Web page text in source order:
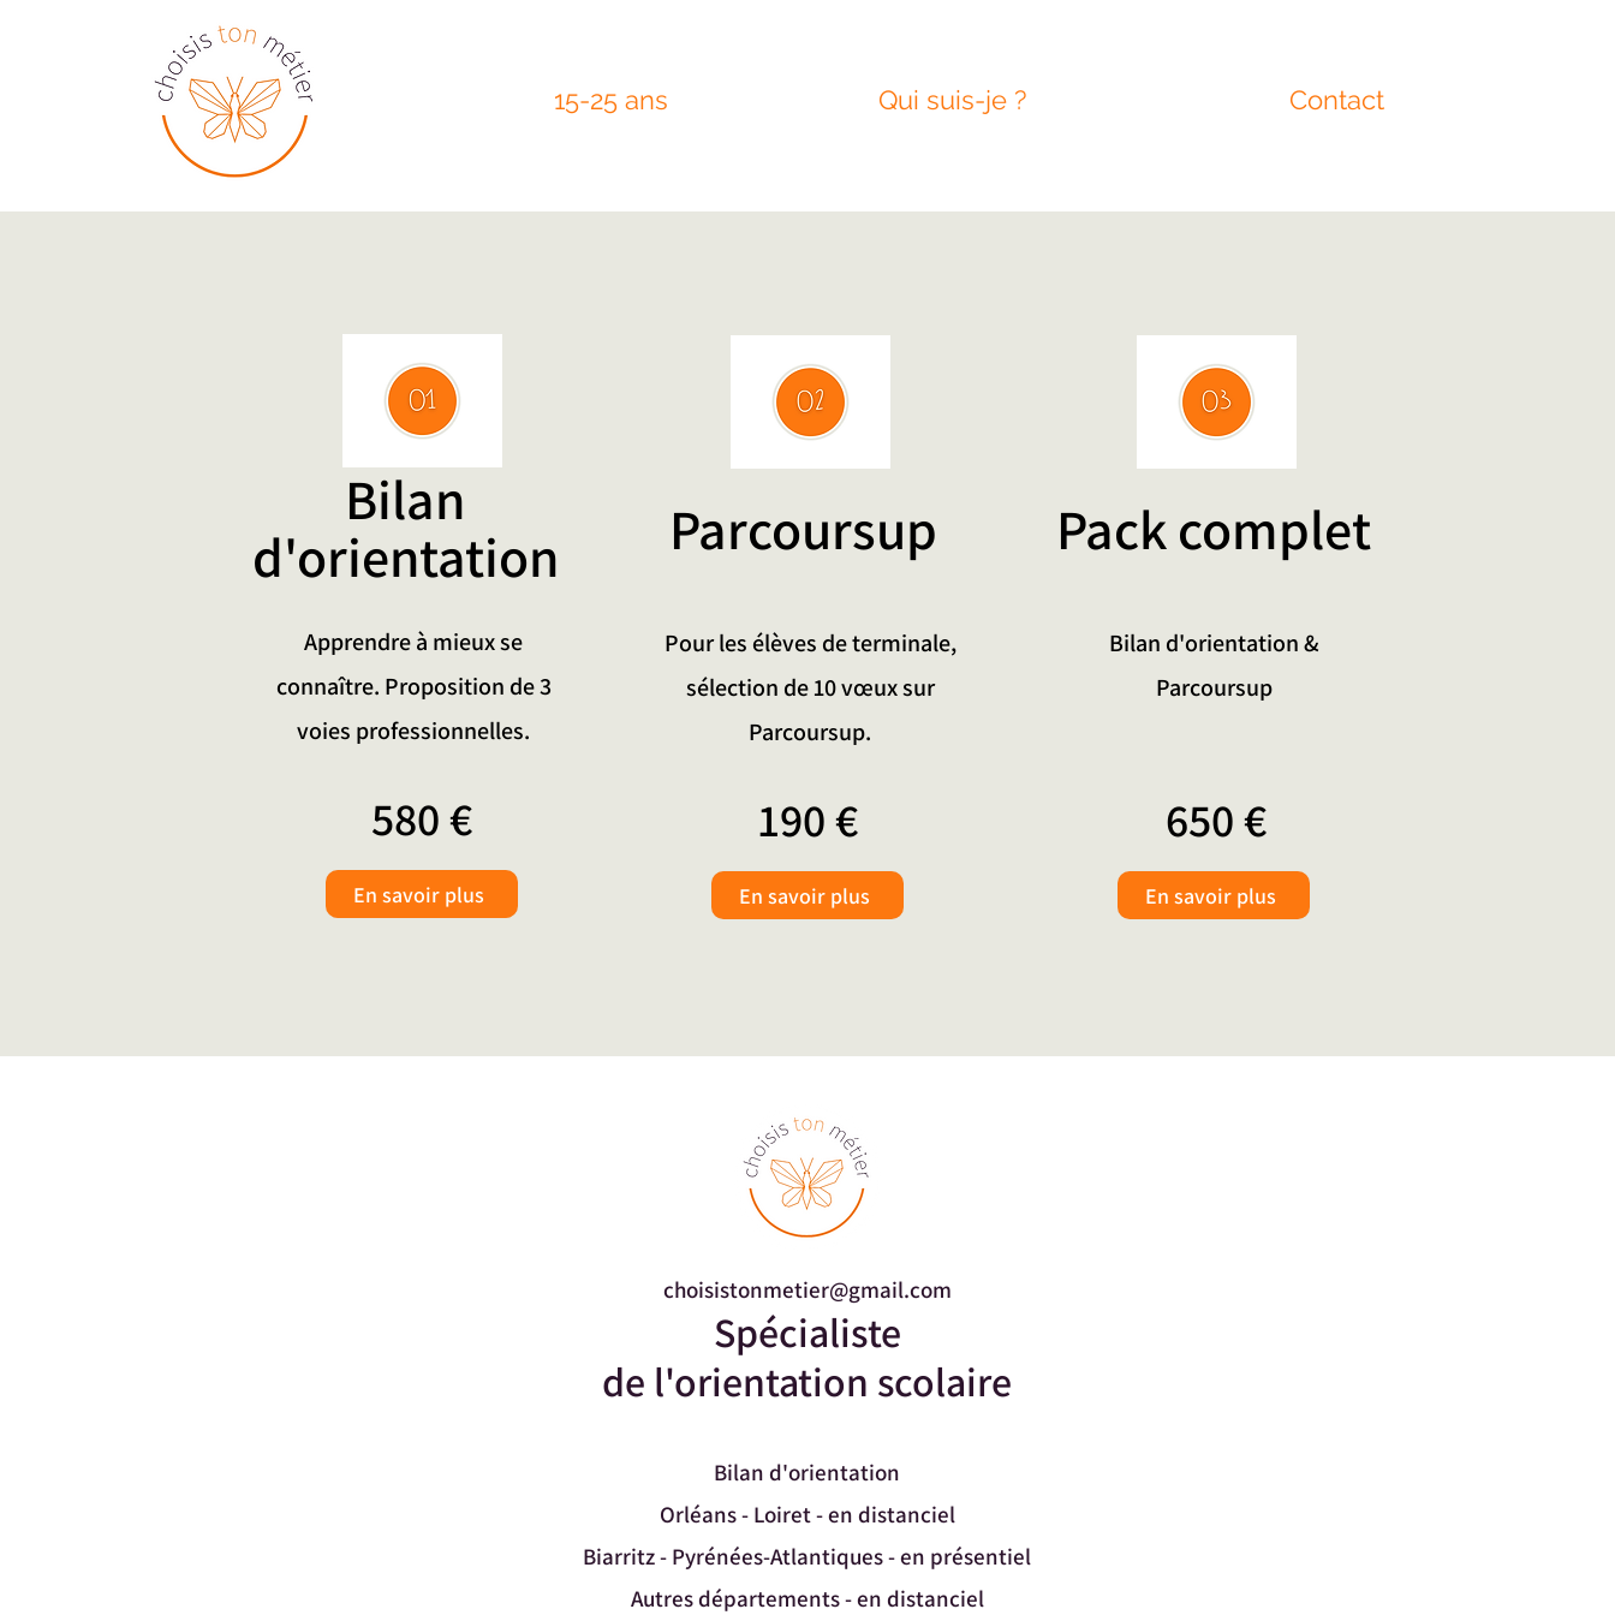
15-25 ans Qui suis-je ? Contact
Bilan
d'orientation
Apprendre à mieux se
connaître. Proposition de 3
voies professionnelles.
580 €
En savoir plus
Parcoursup
Pour les élèves de terminale,
sélection de 10 vœux sur
Parcoursup.
190 €
En savoir plus
Pack complet
Bilan d'orientation &
Parcoursup
650 €
En savoir plus
choisistonmetier@gmail.com
Spécialiste
de l'orientation scolaire
Bilan d'orientation
Orléans - Loiret - en distanciel
Biarritz - Pyrénées-Atlantiques - en présentiel
Autres départements - en distanciel